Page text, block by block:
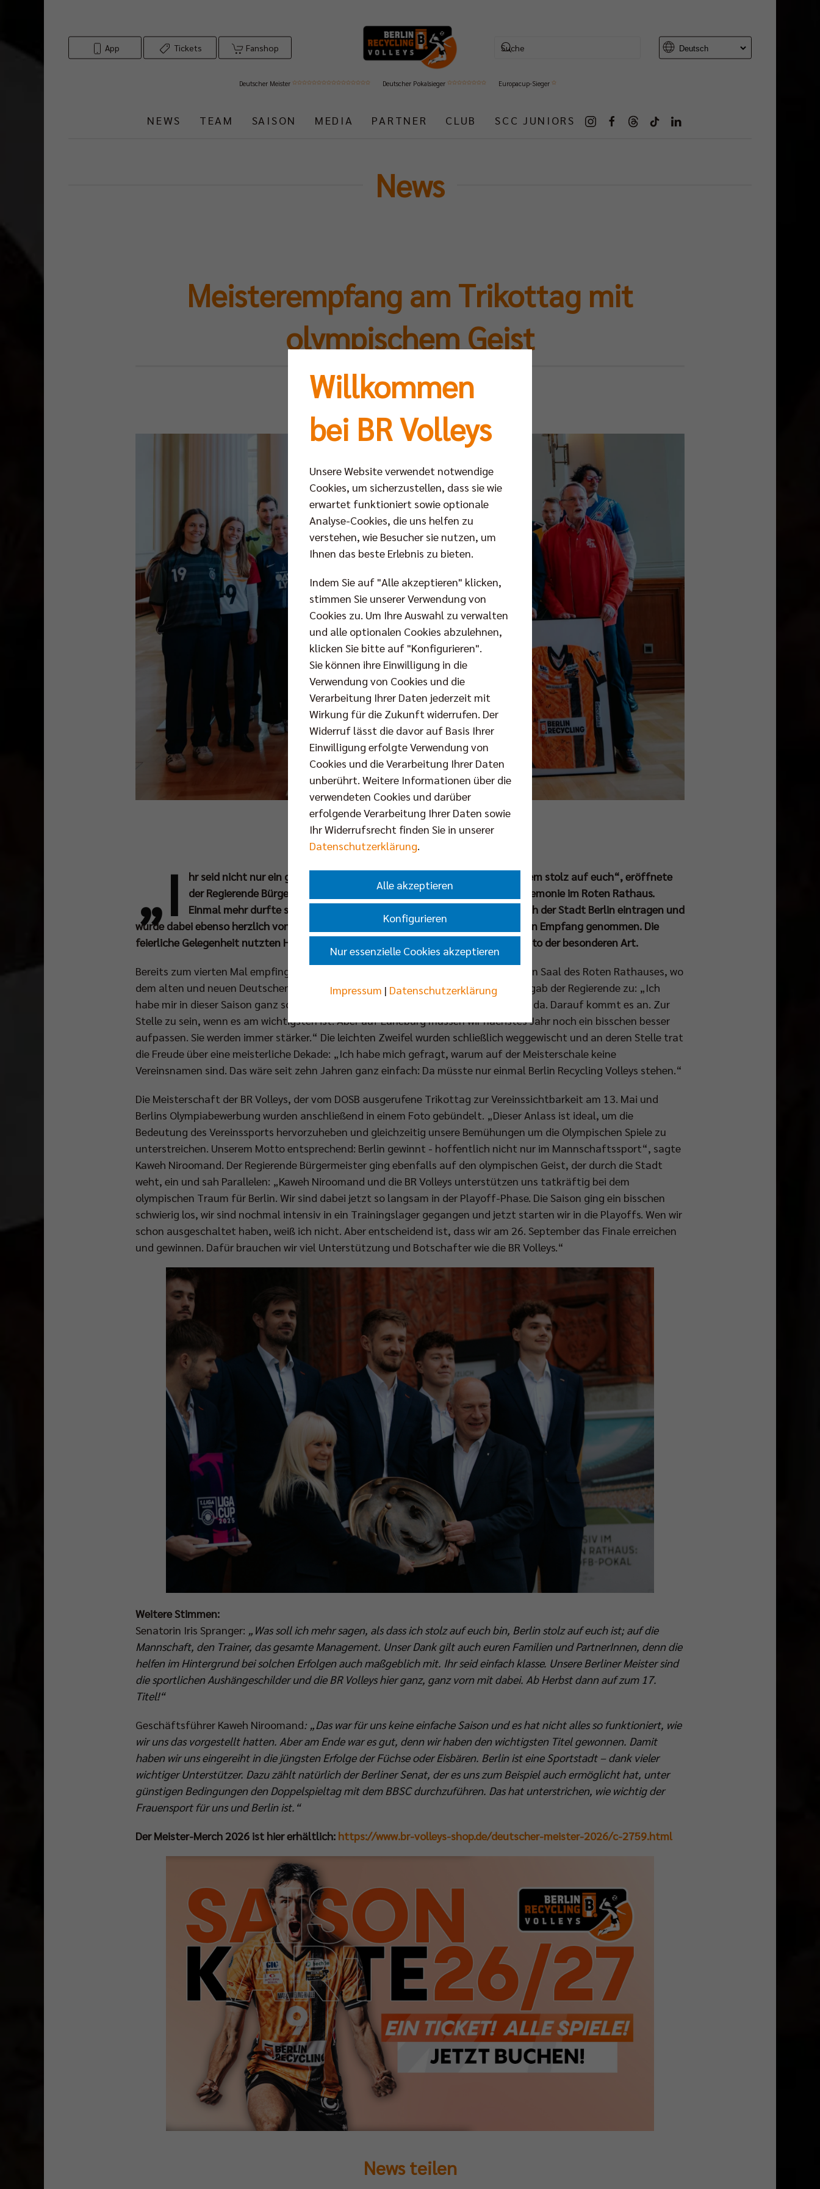
App Tickets Fanshop
Deutscher Meister Deutscher Pokalsieger Europacup-Sieger
NEWS TEAM SAISON MEDIA PARTNER CLUB SCC JUNIORS
News
Meisterempfang am Trikottag mit
olympischem Geist
Mi 13.05.2026
Fotos: Senatskanzlei Berlin/Günther
„I
hr seid nicht nur ein großes, sondern ein großartiges Team. Wir sind extrem stolz auf euch“, eröffnete
der Regierende Bürgermeister Kai Wegner am Mittwoch die feierliche Zeremonie im Roten Rathaus.
Einmal mehr durfte sich der Deutsche Rekordmeister in das Goldene Buch der Stadt Berlin eintragen und
wurde dabei ebenso herzlich von der Senatorin für Inneres und Sport, Iris Spranger, in Empfang genommen. Die
feierliche Gelegenheit nutzten Hauptstadtclub und Spitzenpolitik für ein Meisterfoto der besonderen Art.
Bereits zum vierten Mal empfing Kai Wegner die Berlin Recycling Volleys im festlichen Saal des Roten Rathauses, wo
dem alten und neuen Deutschen Meister erneut eine große Ehre zuteilwurde. Dabei gab der Regierende zu: „Ich
habe mir in dieser Saison ganz schön Sorgen gemacht. Aber in den Playoffs wart ihr da. Darauf kommt es an. Zur
Stelle zu sein, wenn es am wichtigsten ist. Aber auf Lüneburg müssen wir nächstes Jahr noch ein bisschen besser
aufpassen. Sie werden immer stärker.“ Die leichten Zweifel wurden schließlich weggewischt und an deren Stelle trat
die Freude über eine meisterliche Dekade: „Ich habe mich gefragt, warum auf der Meisterschale keine
Vereinsnamen sind. Das wäre seit zehn Jahren ganz einfach: Da müsste nur einmal Berlin Recycling Volleys stehen.“
Die Meisterschaft der BR Volleys, der vom DOSB ausgerufene Trikottag zur Vereinssichtbarkeit am 13. Mai und
Berlins Olympiabewerbung wurden anschließend in einem Foto gebündelt. „Dieser Anlass ist ideal, um die
Bedeutung des Vereinssports hervorzuheben und gleichzeitig unsere Bemühungen um die Olympischen Spiele zu
unterstreichen. Unserem Motto entsprechend: Berlin gewinnt - hoffentlich nicht nur im Mannschaftssport“, sagte
Kaweh Niroomand. Der Regierende Bürgermeister ging ebenfalls auf den olympischen Geist, der durch die Stadt
weht, ein und sah Parallelen: „Kaweh Niroomand und die BR Volleys unterstützen uns tatkräftig bei dem
olympischen Traum für Berlin. Wir sind dabei jetzt so langsam in der Playoff-Phase. Die Saison ging ein bisschen
schwierig los, wir sind nochmal intensiv in ein Trainingslager gegangen und jetzt starten wir in die Playoffs. Wen wir
schon ausgeschaltet haben, weiß ich nicht. Aber entscheidend ist, dass wir am 26. September das Finale erreichen
und gewinnen. Dafür brauchen wir viel Unterstützung und Botschafter wie die BR Volleys.“
Weitere Stimmen:
Senatorin Iris Spranger: „Was soll ich mehr sagen, als dass ich stolz auf euch bin, Berlin stolz auf euch ist; auf die
Mannschaft, den Trainer, das gesamte Management. Unser Dank gilt auch euren Familien und PartnerInnen, denn die
helfen im Hintergrund bei solchen Erfolgen auch maßgeblich mit. Ihr seid einfach klasse. Unsere Berliner Meister sind
die sportlichen Aushängeschilder und die BR Volleys hier ganz, ganz vorn mit dabei. Ab Herbst dann auf zum 17.
Titel!“
Geschäftsführer Kaweh Niroomand: „Das war für uns keine einfache Saison und es hat nicht alles so funktioniert, wie
wir uns das vorgestellt hatten. Aber am Ende war es gut, denn wir haben den wichtigsten Titel gewonnen. Damit
haben wir uns eingereiht in die jüngsten Erfolge der Füchse oder Eisbären. Berlin ist eine Sportstadt – dank vieler
wichtiger Unterstützer. Dazu zählt natürlich der Berliner Senat, der es uns zum Beispiel auch ermöglicht hat, unter
günstigen Bedingungen den Doppelspieltag mit dem BBSC durchzuführen. Das hat unterstrichen, wie wichtig der
Frauensport für uns und Berlin ist.“
Der Meister-Merch 2026 ist hier erhältlich: https://www.br-volleys-shop.de/deutscher-meister-2026/c-2759.html
News teilen
Willkommen
bei BR Volleys
Unsere Website verwendet notwendige
Cookies, um sicherzustellen, dass sie wie
erwartet funktioniert sowie optionale
Analyse-Cookies, die uns helfen zu
verstehen, wie Besucher sie nutzen, um
Ihnen das beste Erlebnis zu bieten.
Indem Sie auf "Alle akzeptieren" klicken,
stimmen Sie unserer Verwendung von
Cookies zu. Um Ihre Auswahl zu verwalten
und alle optionalen Cookies abzulehnen,
klicken Sie bitte auf "Konfigurieren".
Sie können ihre Einwilligung in die
Verwendung von Cookies und die
Verarbeitung Ihrer Daten jederzeit mit
Wirkung für die Zukunft widerrufen. Der
Widerruf lässt die davor auf Basis Ihrer
Einwilligung erfolgte Verwendung von
Cookies und die Verarbeitung Ihrer Daten
unberührt. Weitere Informationen über die
verwendeten Cookies und darüber
erfolgende Verarbeitung Ihrer Daten sowie
Ihr Widerrufsrecht finden Sie in unserer
Datenschutzerklärung.
Alle akzeptieren
Konfigurieren
Nur essenzielle Cookies akzeptieren
Impressum | Datenschutzerklärung